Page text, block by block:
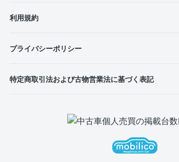
利用規約
プライバシーポリシー
特定商取引法および古物営業法に基づく表記